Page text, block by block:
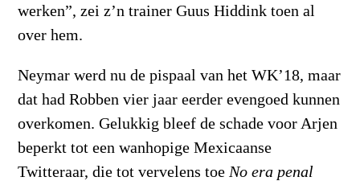
werken”, zei z’n trainer Guus Hiddink toen al
over hem.
Neymar werd nu de pispaal van het WK’18, maar
dat had Robben vier jaar eerder evengoed kunnen
overkomen. Gelukkig bleef de schade voor Arjen
beperkt tot een wanhopige Mexicaanse
Twitteraar, die tot vervelens toe No era penal